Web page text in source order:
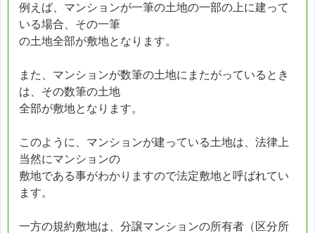
例えば、マンションが一筆の土地の一部の上に建って
いる場合、その一筆
の土地全部が敷地となります。
また、マンションが数筆の土地にまたがっているとき
は、その数筆の土地
全部が敷地となります。
このように、マンションが建っている土地は、法律上
当然にマンションの
敷地である事がわかりますので法定敷地と呼ばれてい
ます。
一方の規約敷地は、分譲マンションの所有者（区分所